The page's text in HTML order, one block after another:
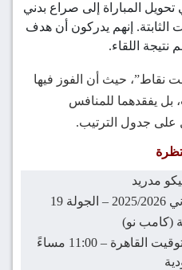
تحويل المباراة إلى صراع بدني
الثابتة. إنهم يدركون أن هدف
اللقاء.
نقاط”، حيث أن الفوز فيها
بل يفقدهما للمنافس
على جدول الترتيب.
مدريد
19
(كامب نو)
10:00 مساءً بتوقيت القاهرة – 11:00 مساءً